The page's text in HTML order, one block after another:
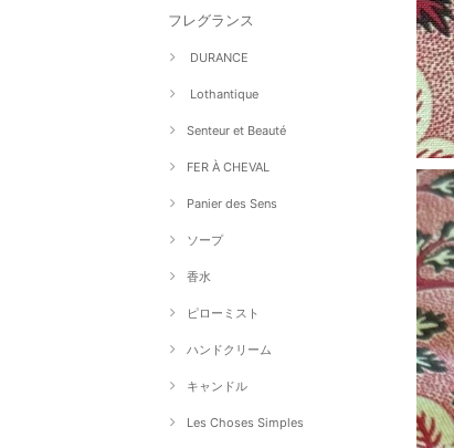
フレグランス
DURANCE
Lothantique
Senteur et Beauté
FER À CHEVAL
Panier des Sens
ソープ
香水
ピローミスト
ハンドクリーム
キャンドル
Les Choses Simples